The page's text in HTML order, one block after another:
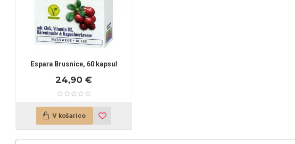
Espara Brusnice, 60 kapsul
24,90 €
V košarico